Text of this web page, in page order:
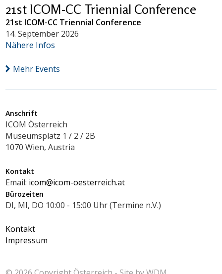
21st ICOM-CC Triennial Conference
21st ICOM-CC Triennial Conference
14. September 2026
Nähere Infos
Mehr Events
Anschrift
ICOM Österreich
Museumsplatz 1 / 2 / 2B
1070 Wien, Austria
Kontakt
Email: icom@icom-oesterreich.at
Bürozeiten
DI, MI, DO 10:00 - 15:00 Uhr (Termine n.V.)
Kontakt
Impressum